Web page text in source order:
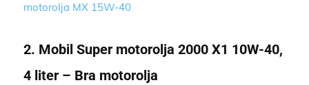
motorolja MX 15W-40
2. Mobil Super motorolja 2000 X1 10W-40,
4 liter – Bra motorolja